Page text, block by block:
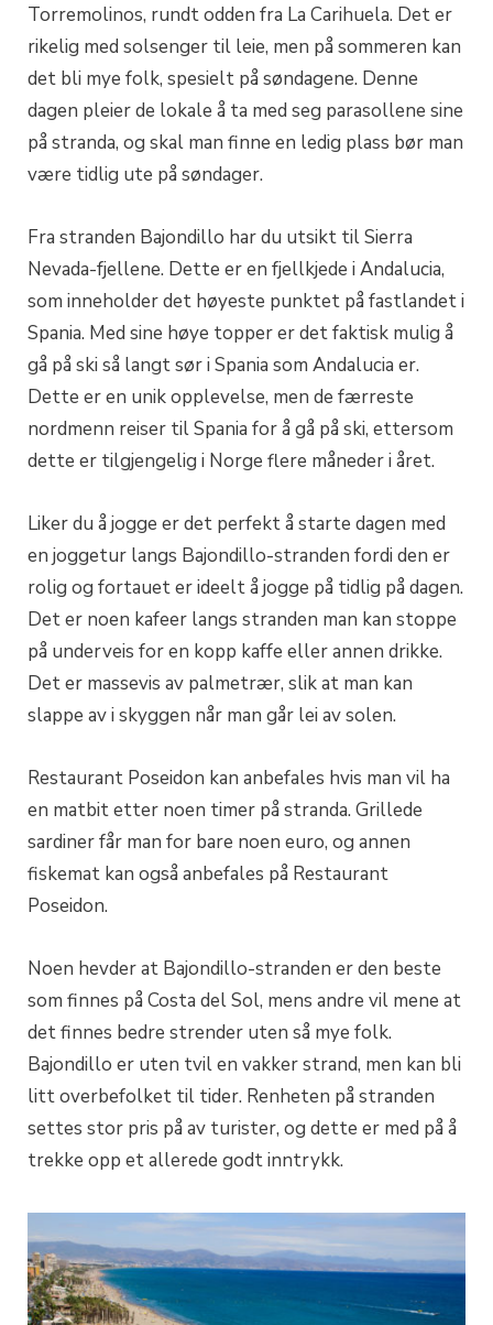
Torremolinos, rundt odden fra La Carihuela. Det er
rikelig med solsenger til leie, men på sommeren kan
det bli mye folk, spesielt på søndagene. Denne
dagen pleier de lokale å ta med seg parasollene sine
på stranda, og skal man finne en ledig plass bør man
være tidlig ute på søndager.
Fra stranden Bajondillo har du utsikt til Sierra
Nevada-fjellene. Dette er en fjellkjede i Andalucia,
som inneholder det høyeste punktet på fastlandet i
Spania. Med sine høye topper er det faktisk mulig å
gå på ski så langt sør i Spania som Andalucia er.
Dette er en unik opplevelse, men de færreste
nordmenn reiser til Spania for å gå på ski, ettersom
dette er tilgjengelig i Norge flere måneder i året.
Liker du å jogge er det perfekt å starte dagen med
en joggetur langs Bajondillo-stranden fordi den er
rolig og fortauet er ideelt å jogge på tidlig på dagen.
Det er noen kafeer langs stranden man kan stoppe
på underveis for en kopp kaffe eller annen drikke.
Det er massevis av palmetrær, slik at man kan
slappe av i skyggen når man går lei av solen.
Restaurant Poseidon kan anbefales hvis man vil ha
en matbit etter noen timer på stranda. Grillede
sardiner får man for bare noen euro, og annen
fiskemat kan også anbefales på Restaurant
Poseidon.
Noen hevder at Bajondillo-stranden er den beste
som finnes på Costa del Sol, mens andre vil mene at
det finnes bedre strender uten så mye folk.
Bajondillo er uten tvil en vakker strand, men kan bli
litt overbefolket til tider. Renheten på stranden
settes stor pris på av turister, og dette er med på å
trekke opp et allerede godt inntrykk.